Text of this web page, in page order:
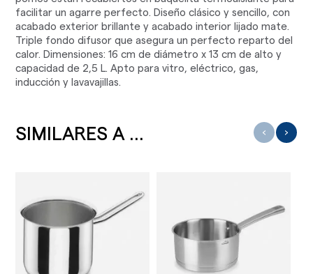
facilitar un agarre perfecto. Diseño clásico y sencillo, con
acabado exterior brillante y acabado interior lijado mate.
Triple fondo difusor que asegura un perfecto reparto del
calor. Dimensiones: 16 cm de diámetro x 13 cm de alto y
capacidad de 2,5 L. Apto para vitro, eléctrico, gas,
inducción y lavavajillas.
SIMILARES A ... ‹ ›